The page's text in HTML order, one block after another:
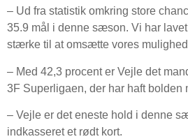
– Ud fra statistik omkring store
35.9 mål i denne sæson. Vi har
stærke til at omsætte vores
– Med 42,3 procent er Vejle det
3F Superligaen, der har haft bolden
– Vejle er det eneste hold i denne
indkasseret et rødt kort.